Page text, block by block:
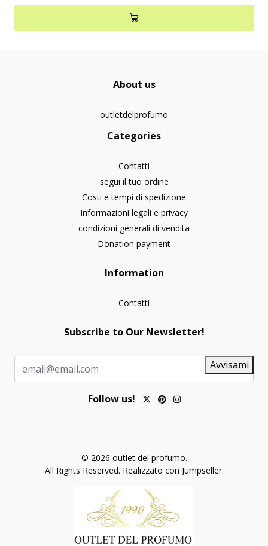
About us
outletdelprofumo
Categories
Contatti
segui il tuo ordine
Costi e tempi di spedizione
Informazioni legali e privacy
condizioni generali di vendita
Donation payment
Information
Contatti
Subscribe to Our Newsletter!
Avvisami
Follow us!
© 2026 outlet del profumo.
All Rights Reserved. Realizzato con Jumpseller.